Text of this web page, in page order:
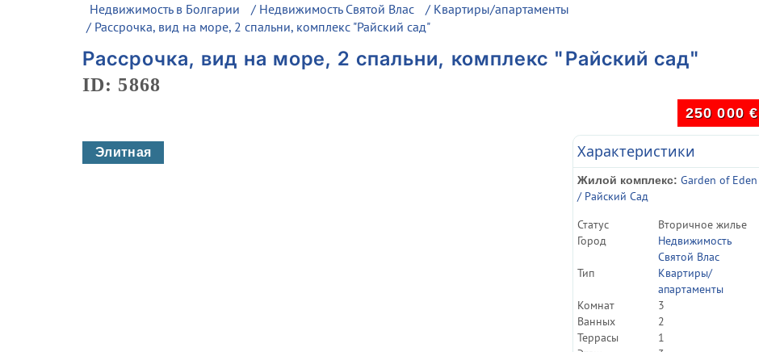
Недвижимость в Болгарии / Недвижимость Святой Влас / Квартиры/апартаменты
/ Рассрочка, вид на море, 2 спальни, комплекс "Райский сад"
Рассрочка, вид на море, 2 спальни, комплекс "Райский сад"
ID: 5868
250 000€
Элитная Характеристики
Жилой комплекс: Garden of Eden
/ Райский Сад
Статуc
Вторичное жилье
Город
Недвижимость
Святой Влас
Тип
Квартиры/
апартаменты
Комнат
3
Ванных
2
Террасы
1